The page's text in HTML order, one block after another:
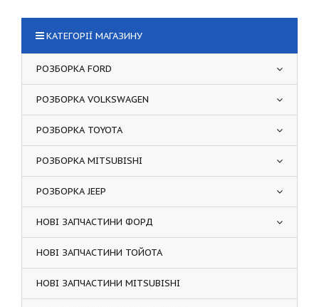
КАТЕГОРІЇ МАГАЗИНУ
РОЗБОРКА FORD
РОЗБОРКА VOLKSWAGEN
РОЗБОРКА TOYOTA
РОЗБОРКА MITSUBISHI
РОЗБОРКА JEEP
НОВІ ЗАПЧАСТИНИ ФОРД
НОВІ ЗАПЧАСТИНИ ТОЙОТА
НОВІ ЗАПЧАСТИНИ MITSUBISHI